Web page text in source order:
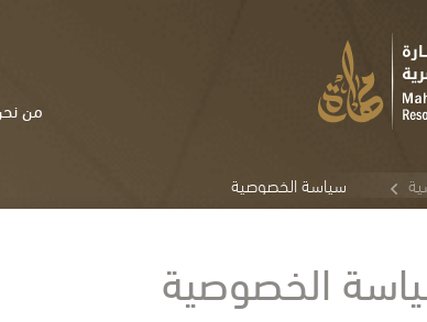
من
سياسة الخصوصية
الخصوصية